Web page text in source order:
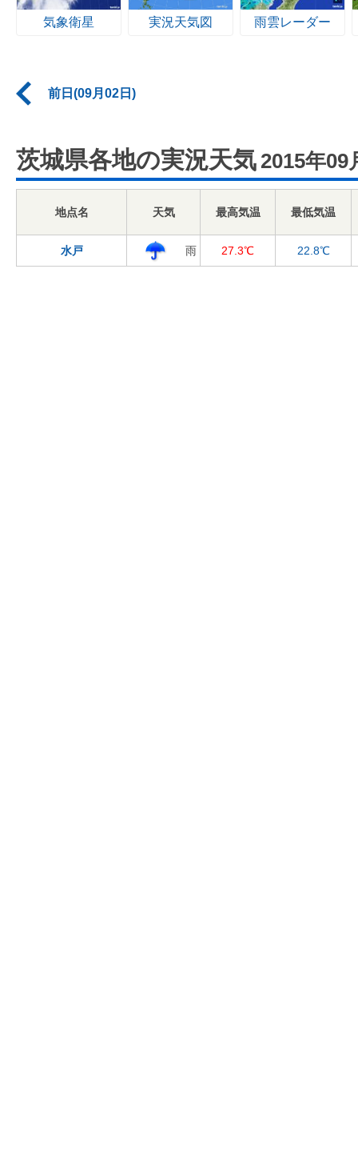
気象衛星 実況天気図 雨雲レーダー
前日(09月02日)
茨城県各地の実況天気 2015年09
地点名 天気 最高気温 最低気温
水戸 雨 27.3℃ 22.8℃